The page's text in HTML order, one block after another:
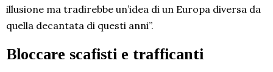
illusione ma tradirebbe un’idea di un Europa diversa da
quella decantata di questi anni”.
Bloccare scafisti e trafficanti